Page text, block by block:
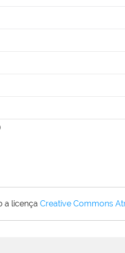
a licença Creative Commons